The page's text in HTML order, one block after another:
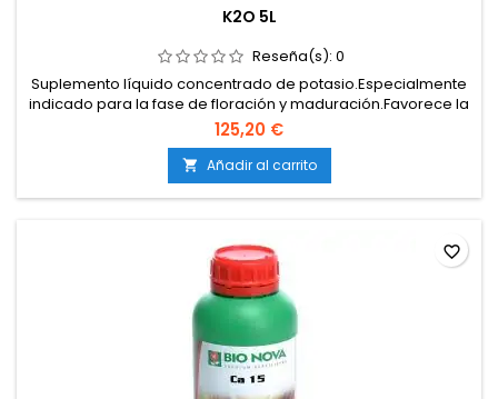
K2O 5L
Reseña(s): 0
Suplemento líquido concentrado de potasio.Especialmente
indicado para la fase de floración y maduración.Favorece la
formación de cogollos densos y resinosos.Asegura una
mejor síntesis de azúcares y proteínas.Compatible con todo
tipo de sistemas de cultivo.
125,20 €
 Añadir al carrito
favorite_border